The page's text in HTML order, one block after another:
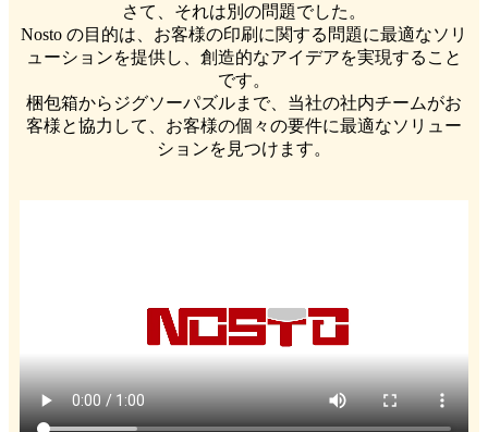
さて、それは別の問題でした。
Nosto の目的は、お客様の印刷に関する問題に最適なソリ
ューションを提供し、創造的なアイデアを実現すること
です。
梱包箱からジグソーパズルまで、当社の社内チームがお
客様と協力して、お客様の個々の要件に最適なソリュー
ションを見つけます。